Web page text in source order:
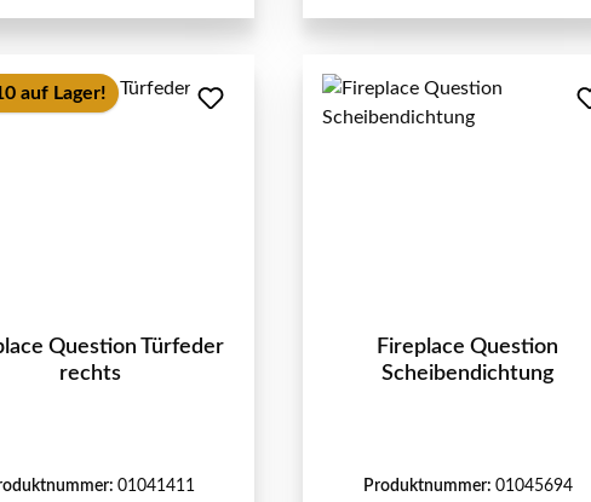
auf Lager!
Question Türfeder
rechts
01041411
Fireplace Question
Scheibendichtung
Produktnummer: 01045694